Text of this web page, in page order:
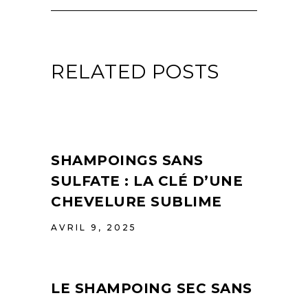
RELATED POSTS
SHAMPOINGS SANS
SULFATE : LA CLÉ D’UNE
CHEVELURE SUBLIME
AVRIL 9, 2025
LE SHAMPOING SEC SANS